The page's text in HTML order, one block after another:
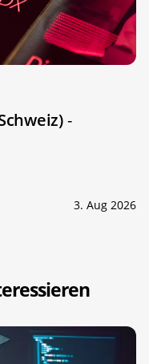
-
3. Aug 2026